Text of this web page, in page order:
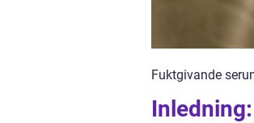
Fuktgivande
Inledning: